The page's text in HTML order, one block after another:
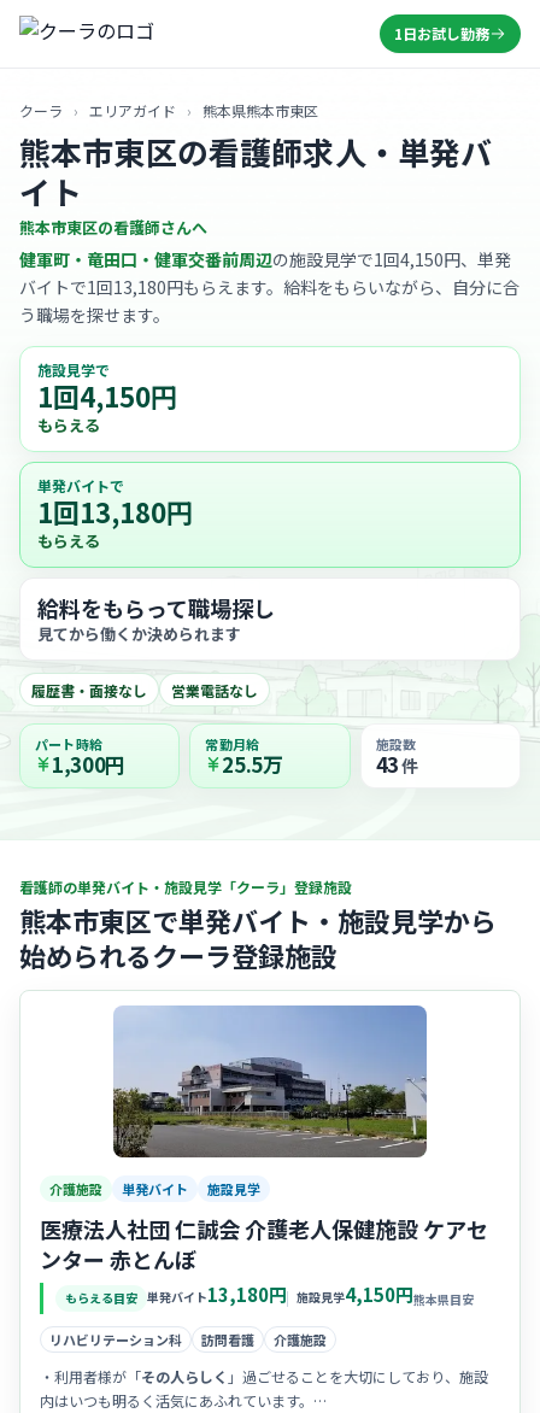
1日お試し勤務
クーラ › エリアガイド › 熊本県熊本市東区
熊本市東区の看護師求人・単発バ
イト
熊本市東区の看護師さんへ
健軍町・竜田口・健軍交番前周辺の施設見学で1回4,150円、単発
バイトで1回13,180円もらえます。給料をもらいながら、自分に合
う職場を探せます。
施設見学で
1回4,150円
もらえる
単発バイトで
1回13,180円
もらえる
給料をもらって職場探し
見てから働くか決められます
履歴書・面接なし 営業電話なし
パート時給
1,300円
常勤月給
25.5万
施設数
43件
看護師の単発バイト・施設見学「クーラ」登録施設
熊本市東区で単発バイト・施設見学から
始められるクーラ登録施設
介護施設 単発バイト 施設見学
医療法人社団 仁誠会 介護老人保健施設 ケアセ
ンター 赤とんぼ
もらえる目安 単発バイト13,180円 施設見学4,150円熊本県目安
リハビリテーション科 訪問看護 介護施設
・利用者様が「その人らしく 」過ごせることを大切にしており、施設
内はいつも明るく活気にあふれています。